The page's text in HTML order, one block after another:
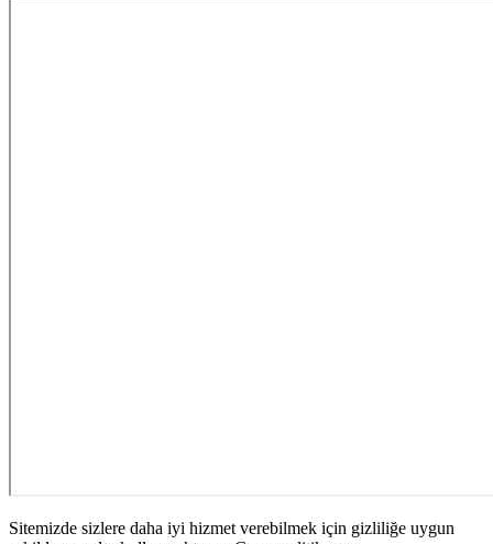
Sitemizde sizlere daha iyi hizmet verebilmek için gizliliğe uygun